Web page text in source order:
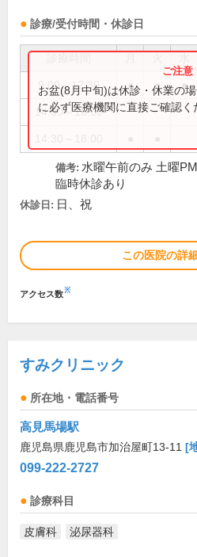
診療/受付時間・休診日
9:00～12:30 ● ● ●
14:00～16:00
お盆(8月中旬)は休診・休業の
に必ず医療機関に直接ご確認く
備考: 水曜午前のみ 土曜
臨時休診あり
休診日: 日、祝
この医院の詳
アクセス数※
すみクリニック
所在地・電話番号
高見馬場駅
鹿児島県鹿児島市加治屋町13-11 [
099-222-2727
診療科目
皮膚科 泌尿器科